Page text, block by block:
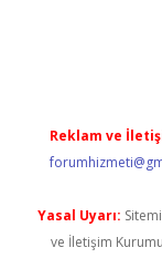
Reklam ve
Yasal Uyarı:
ve İletişim